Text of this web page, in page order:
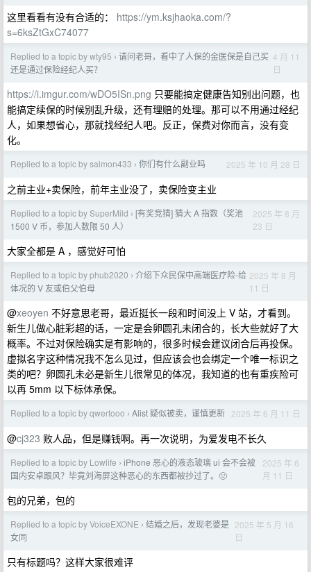
这里看看有没有合适的： https://ym.ksjhaoka.com/?
s=6ksZtGxC74077
Replied to a topic by wty95 › 请问老哥，看中了人保的金医保是自己买
还是通过保险经纪人买？
4 月 11
日
https://i.imgur.com/wDO5ISn.png 只要能搞定健康告知别出问题，也
能搞定续保的时候别乱升级，还有理赔的处理。那可以不用通过经纪
人，如果想省心，那就找经纪人吧。反正，保费对你而言，没有变
化。
Replied to a topic by salmon433 › 你们有什么副业吗 2025 年 10 月 28 日
之前主业+卖保险，前年主业没了，卖保险变主业
Replied to a topic by SuperMild › [有奖竞猜] 猜大 A 指数（奖池
1500 V 币，参加人数限 50 人）
2025 年 8 月
23 日
大家全都是 A ，感觉好可怕
Replied to a topic by phub2020 › 介绍下众民保中高端医疗险-给
体况的 V 友或伯父伯母
2025 年 8 月
11 日
@xeoyen 不好意思老哥，最近挺长一段和时间没上 V 站，才看到。
新生儿做心脏彩超的话，一定是会卵圆孔未闭合的，长大些就好了大
概率。不过对保险确实是有影响的，很多时候会建议闭合后再投保。
虚拟名字这种情况我不怎么见过，但应该会也会绑定一个唯一标识之
类的吧？卵圆孔未必是新生儿很常见的体况，我知道的也有重疾险可
以再 5mm 以下标体承保。
Replied to a topic by qwertooo › Alist 疑似被卖，谨慎更新 2025 年 6 月 11 日
@cj323 败人品，但是赚钱啊。再一次说明，为爱发电不长久
Replied to a topic by Lowlife › iPhone 恶心的液态玻璃 ui 会不会被
国内安卓跟风？毕竟刘海屏这种恶心的东西都被抄过了。🤢
2025 年 6
月 11 日
包的兄弟，包的
Replied to a topic by VoiceEXONE › 结婚之后，发现老婆是
女同
2025 年 5 月 16
日
只有标题吗？这样大家很难评